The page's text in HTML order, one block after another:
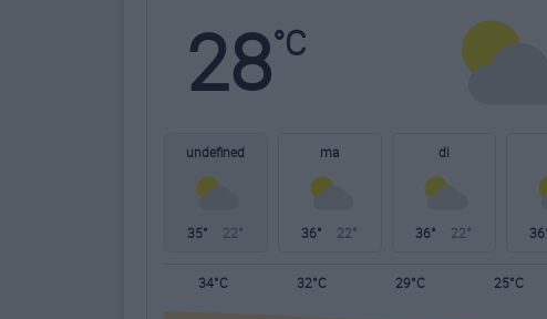
28°C
undefined
35° 22°
ma
36° 22°
di
36° 22°
34°C 32°C 29°C 25°C